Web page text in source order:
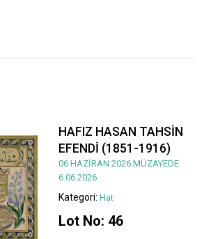
HAFIZ HASAN TAHSİN
EFENDİ (1851-1916)
06 HAZİRAN 2026 MÜZAYEDE
6.06.2026
Kategori: Hat
Lot No: 46